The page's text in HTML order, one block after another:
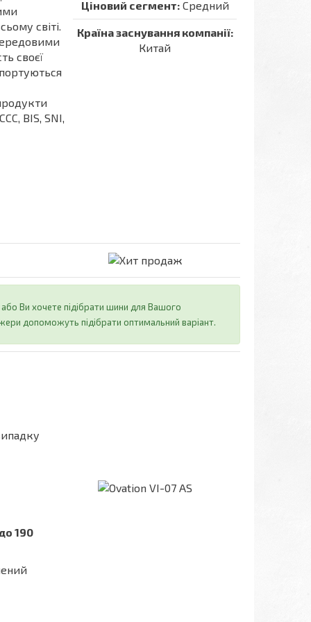
світі.
своєї
BIS, SNI,
Ціновий сегмент:Средний
Країна заснування компанії:
Китай
або Ви хочете підібрати шини для Вашого
допоможуть підібрати оптимальний варіант.
190